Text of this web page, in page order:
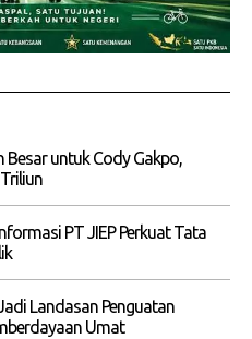
untuk Cody Gakpo,
PT JIEP Perkuat Tata
Landasan Penguatan
Umat